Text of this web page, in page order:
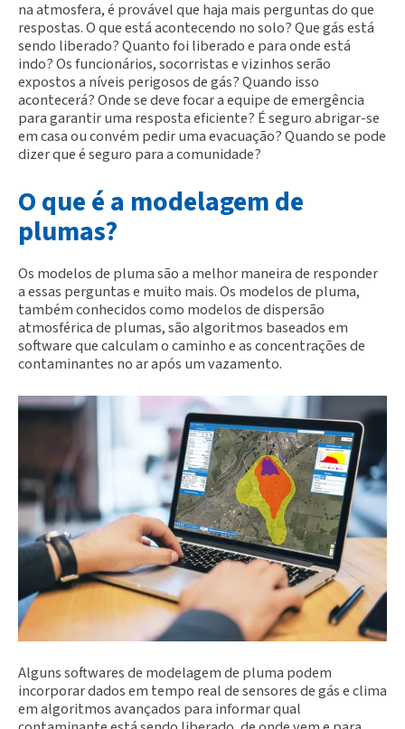
na atmosfera, é provável que haja mais perguntas do que
respostas. O que está acontecendo no solo? Que gás está
sendo liberado? Quanto foi liberado e para onde está
indo? Os funcionários, socorristas e vizinhos serão
expostos a níveis perigosos de gás? Quando isso
acontecerá? Onde se deve focar a equipe de emergência
para garantir uma resposta eficiente? É seguro abrigar-se
em casa ou convém pedir uma evacuação? Quando se pode
dizer que é seguro para a comunidade?
O que é a modelagem de
plumas?
Os modelos de pluma são a melhor maneira de responder
a essas perguntas e muito mais. Os modelos de pluma,
também conhecidos como modelos de dispersão
atmosférica de plumas, são algoritmos baseados em
software que calculam o caminho e as concentrações de
contaminantes no ar após um vazamento.
Alguns softwares de modelagem de pluma podem
incorporar dados em tempo real de sensores de gás e clima
em algoritmos avançados para informar qual